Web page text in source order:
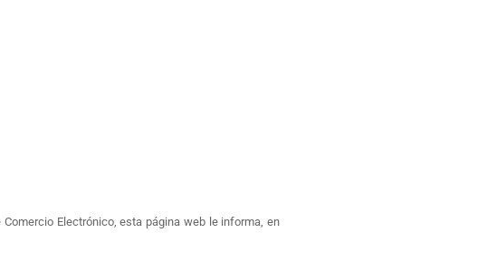
Electrónico, esta página web le informa, en